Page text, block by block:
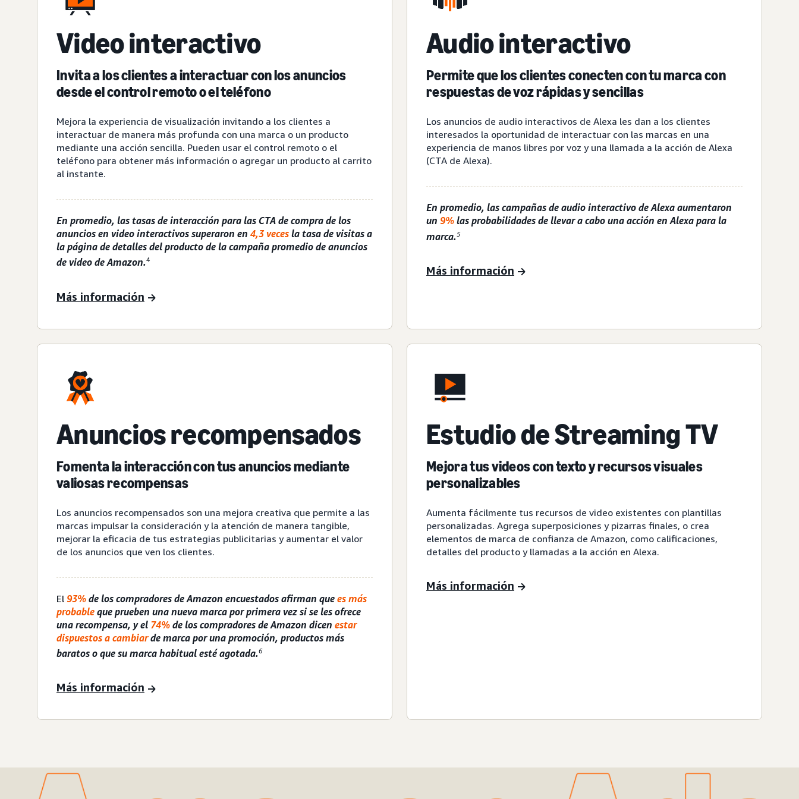
Video interactivo
Invita a los clientes a interactuar con los anuncios
desde el control remoto o el teléfono
Mejora la experiencia de visualización invitando a los clientes a
interactuar de manera más profunda con una marca o un producto
mediante una acción sencilla. Pueden usar el control remoto o el
teléfono para obtener más información o agregar un producto al carrito
al instante.
En promedio, las tasas de interacción para las CTA de compra de los
anuncios en video interactivos superaron en 4,3 veces la tasa de visitas a
la página de detalles del producto de la campaña promedio de anuncios
de video de Amazon.4
Más información
Audio interactivo
Permite que los clientes conecten con tu marca con
respuestas de voz rápidas y sencillas
Los anuncios de audio interactivos de Alexa les dan a los clientes
interesados la oportunidad de interactuar con las marcas en una
experiencia de manos libres por voz y una llamada a la acción de Alexa
(CTA de Alexa).
En promedio, las campañas de audio interactivo de Alexa aumentaron
un 9% las probabilidades de llevar a cabo una acción en Alexa para la
marca.5
Más información
Anuncios recompensados
Fomenta la interacción con tus anuncios mediante
valiosas recompensas
Los anuncios recompensados son una mejora creativa que permite a las
marcas impulsar la consideración y la atención de manera tangible,
mejorar la eficacia de tus estrategias publicitarias y aumentar el valor
de los anuncios que ven los clientes.
El 93% de los compradores de Amazon encuestados afirman que es más
probable que prueben una nueva marca por primera vez si se les ofrece
una recompensa, y el 74% de los compradores de Amazon dicen estar
dispuestos a cambiarde marca por una promoción, productos más
baratos o que su marca habitual esté agotada.6
Más información
Estudio de Streaming TV
Mejora tus videos con texto y recursos visuales
personalizables
Aumenta fácilmente tus recursos de video existentes con plantillas
personalizadas. Agrega superposiciones y pizarras finales, o crea
elementos de marca de confianza de Amazon, como calificaciones,
detalles del producto y llamadas a la acción en Alexa.
Más información